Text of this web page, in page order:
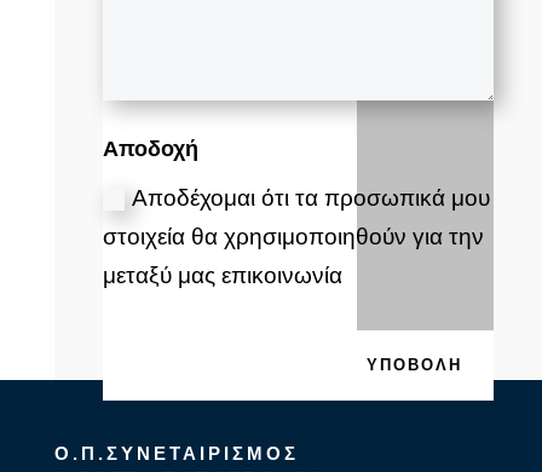
Αποδοχή
Αποδέχομαι ότι τα προσωπικά μου
στοιχεία θα χρησιμοποιηθούν για την
μεταξύ μας επικοινωνία
ΥΠΟΒΟΛΉ
Ο.Π.ΣΥΝΕΤΑΙΡΙΣΜΟΣ